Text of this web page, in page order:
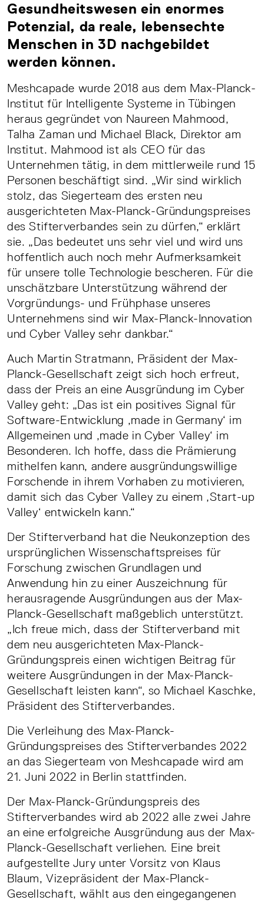
Gesundheitswesen ein enormes
Potenzial, da reale, lebensechte
Menschen in 3D nachgebildet
werden können.
Meshcapade wurde 2018 aus dem Max-Planck-
Institut für Intelligente Systeme in Tübingen
heraus gegründet von Naureen Mahmood,
Talha Zaman und Michael Black, Direktor am
Institut. Mahmood ist als CEO für das
Unternehmen tätig, in dem mittlerweile rund 15
Personen beschäftigt sind. „Wir sind wirklich
stolz, das Siegerteam des ersten neu
ausgerichteten Max-Planck-Gründungspreises
des Stifterverbandes sein zu dürfen,“ erklärt
sie. „Das bedeutet uns sehr viel und wird uns
hoffentlich auch noch mehr Aufmerksamkeit
für unsere tolle Technologie bescheren. Für die
unschätzbare Unterstützung während der
Vorgründungs- und Frühphase unseres
Unternehmens sind wir Max-Planck-Innovation
und Cyber Valley sehr dankbar.“
Auch Martin Stratmann, Präsident der Max-
Planck-Gesellschaft zeigt sich hoch erfreut,
dass der Preis an eine Ausgründung im Cyber
Valley geht: „Das ist ein positives Signal für
Software-Entwicklung ,made in Germany‘ im
Allgemeinen und ,made in Cyber Valley‘ im
Besonderen. Ich hoffe, dass die Prämierung
mithelfen kann, andere ausgründungswillige
Forschende in ihrem Vorhaben zu motivieren,
damit sich das Cyber Valley zu einem ,Start-up
Valley‘ entwickeln kann.“
Der Stifterverband hat die Neukonzeption des
ursprünglichen Wissenschaftspreises für
Forschung zwischen Grundlagen und
Anwendung hin zu einer Auszeichnung für
herausragende Ausgründungen aus der Max-
Planck-Gesellschaft maßgeblich unterstützt.
„Ich freue mich, dass der Stifterverband mit
dem neu ausgerichteten Max-Planck-
Gründungspreis einen wichtigen Beitrag für
weitere Ausgründungen in der Max-Planck-
Gesellschaft leisten kann“, so Michael Kaschke,
Präsident des Stifterverbandes.
Die Verleihung des Max-Planck-
Gründungspreises des Stifterverbandes 2022
an das Siegerteam von Meshcapade wird am
21. Juni 2022 in Berlin stattfinden.
Der Max-Planck-Gründungspreis des
Stifterverbandes wird ab 2022 alle zwei Jahre
an eine erfolgreiche Ausgründung aus der Max-
Planck-Gesellschaft verliehen. Eine breit
aufgestellte Jury unter Vorsitz von Klaus
Blaum, Vizepräsident der Max-Planck-
Gesellschaft, wählt aus den eingegangenen